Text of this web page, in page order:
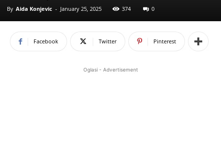
By Aida Konjevic - January 25, 2025 374 0
Facebook Twitter Pinterest
Oglasi - Advertisement